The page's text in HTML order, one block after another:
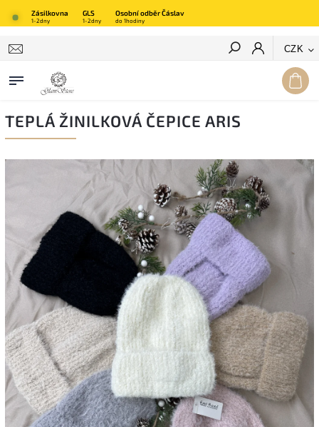
Zásilkovna GLS Osobní odběr Čáslav
1-2dny 1-2dny do 1hodiny
CZK
Hledat
TEPLÁ ŽINILKOVÁ ČEPICE ARIS